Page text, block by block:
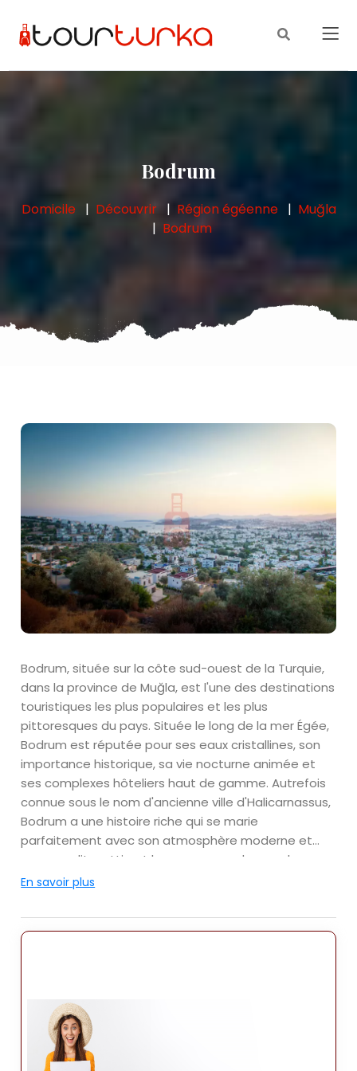
Bodrum
Domicile Découvrir Région égéenne
Muğla
Bodrum
Bodrum, située sur la côte sud-ouest de la Turquie,
dans la province de Muğla, est l'une des destinations
touristiques les plus populaires et les plus
pittoresques du pays. Située le long de la mer Égée,
Bodrum est réputée pour ses eaux cristallines, son
importance historique, sa vie nocturne animée et
ses complexes hôteliers haut de gamme. Autrefois
connue sous le nom d'ancienne ville d'Halicarnassus,
Bodrum a une histoire riche qui se marie
parfaitement avec son atmosphère moderne et
cosmopolite, attirant les voyageurs du monde
entier.
Emplacement
vue imprenable sur la mer, les îles voisines et l'île
grecque de Kos, visible de l'autre côté de l'eau. Elle
se trouve à environ 36 kilomètres de l'aéroport de
En savoir plus